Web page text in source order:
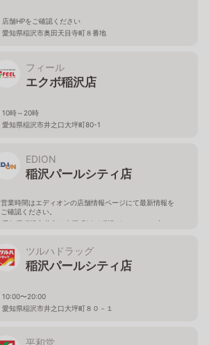
店舗HPをご確認ください
愛知県稲沢市奥田天目寺町８番地
フィール
エクボ稲沢店
10時～20時
愛知県稲沢市井之口大坪町80-1
EDION
稲沢パールシティ店
営業時間はエディオンの店舗情報ページにて最新情報を
ご確認ください。
愛知県稲沢市井之口大坪町80-1稲沢パールシティ内
ツルハドラッグ
稲沢パールシティ店
10:00〜20:00
愛知県稲沢市井之口大坪町８０－１
平和堂